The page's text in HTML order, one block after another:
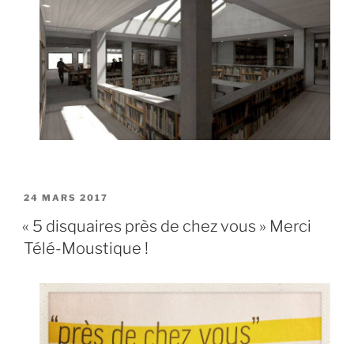
PUBLIÉ
24 MARS 2017
« 5 disquaires près de chez vous » Merci
Télé-Moustique !